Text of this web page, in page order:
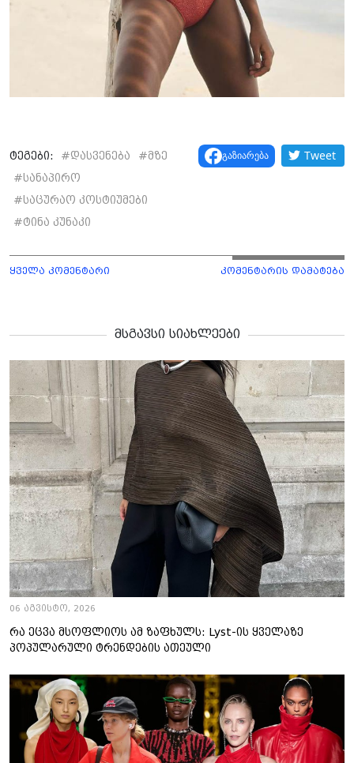
ტეგები: #დასვენება #მზე
#სანაპირო
#საცურაო კოსტიუმები
#ტინა კუნაკი
გაზიარება Tweet
ყველა კომენტარი კომენტარის დამატება
მსგავსი სიახლეები
06 აგვისტო, 2026
რა ეცვა მსოფლიოს ამ ზაფხულს: Lyst-ის ყველაზე
პოპულარული ტრენდების ათეული